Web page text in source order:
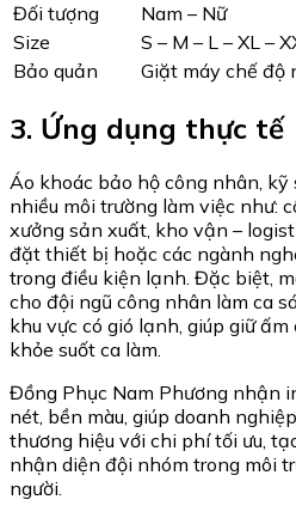
Đối tượng
Nam – Nữ
Size
S – M – L – XL –
Bảo quản
Giặt máy chế độ
3. Ứng dụng thực tế
Áo khoác bảo hộ công nhân,
nhiều môi trường làm việc như:
xưởng sản xuất, kho vận –
đặt thiết bị hoặc các ngành
trong điều kiện lạnh. Đặc biệt,
cho đội ngũ công nhân làm ca
khu vực có gió lạnh, giúp giữ
khỏe suốt ca làm.
Đồng Phục Nam Phương nhận
nét, bền màu, giúp doanh
thương hiệu với chi phí tối ưu,
nhận diện đội nhóm trong môi
người.